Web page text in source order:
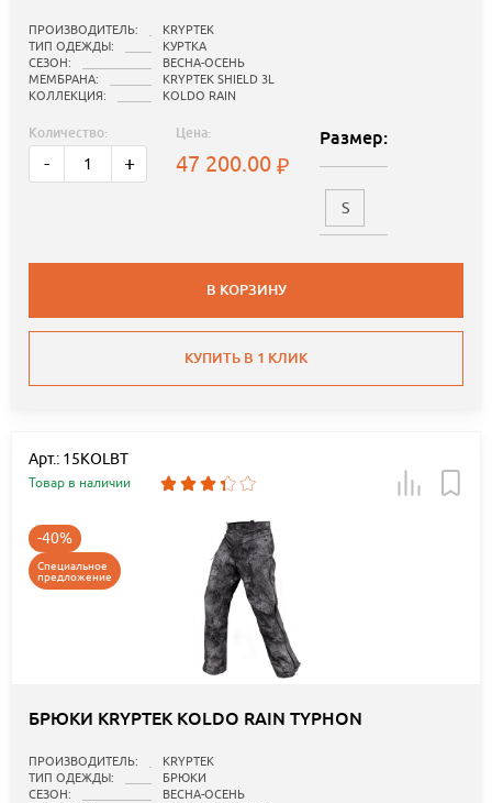
ПРОИЗВОДИТЕЛЬ:
KRYPTEK
ТИП ОДЕЖДЫ:
КУРТКА
СЕЗОН:
ВЕСНА-ОСЕНЬ
МЕМБРАНА:
KRYPTEK SHIELD 3L
КОЛЛЕКЦИЯ:
KOLDO RAIN
Количество:
- +
Цена:
47 200.00
Размер:
S
В КОРЗИНУ
КУПИТЬ В 1 КЛИК
Арт.: 15KOLBT
Товар в наличии
-40%
Специальное
предложение
БРЮКИ KRYPTEK KOLDO RAIN TYPHON
ПРОИЗВОДИТЕЛЬ:
KRYPTEK
ТИП ОДЕЖДЫ:
БРЮКИ
СЕЗОН:
ВЕСНА-ОСЕНЬ